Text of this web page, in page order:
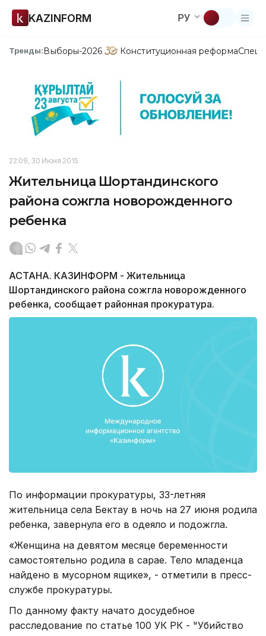
KAZINFORM РУ
Тренды:Выборы-2026 Конституционная реформа
22:09, 30 Июня 2015
Жительница Шортандинского
района сожгла новорожденного
ребенка
АСТАНА. КАЗИНФОРМ - Жительница
Шортандинского района сожгла новорожденного
ребенка, сообщает районная прокуратура.
По информации прокуратуры, 33-летняя
жительница села Бектау в ночь на 27 июня родила
ребенка, завернула его в одеяло и подожгла.
«Женщина на девятом месяце беременности
самостоятельно родила в сарае. Тело младенца
найдено в мусорном ящике», - отметили в пресс-
службе прокуратуры.
По данному факту начато досудебное
расследование по статье 100 УК РК - "Убийство